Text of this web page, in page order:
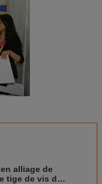
alliage de
tige de vis de